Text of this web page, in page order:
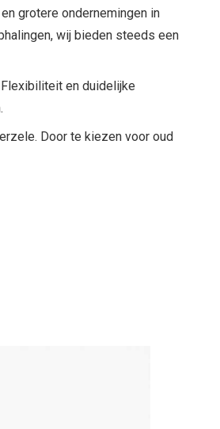
grotere ondernemingen in
wij bieden steeds een
en duidelijke
Door te kiezen voor oud